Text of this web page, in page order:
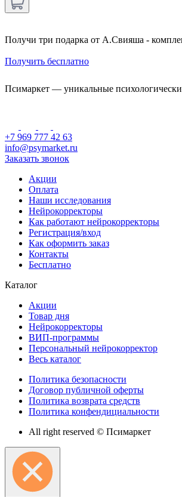
Получи три подарка от А.Свияша -
Получить бесплатно
Псимаркет — уникальные
+7 969 777 42 63
info@psymarket.ru
Заказать звонок
Акции
Оплата
Наши исследования
Нейрокорректоры
Как работают нейрокорректоры
Регистрация/вход
Как оформить заказ
Контакты
Бесплатно
Каталог
Акции
Товар дня
Нейрокорректоры
ВИП-программы
Персональный нейрокорректор
Весь каталог
Политика безопасности
Договор публичной оферты
Политика возврата средств
Политика конфендициальности
All right reserved © Псимаркет